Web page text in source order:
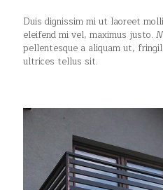
Duis dignissim mi ut laoreet
eleifend mi vel, maximus justo.
pellentesque a aliquam ut,
ultrices tellus sit.